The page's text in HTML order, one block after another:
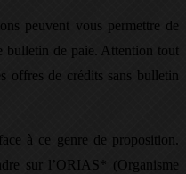
peuvent vous permettre de
bulletin de paie. Attention tout
offres de crédits sans bulletin
à ce genre de proposition.
sur l’ORIAS* (Organisme